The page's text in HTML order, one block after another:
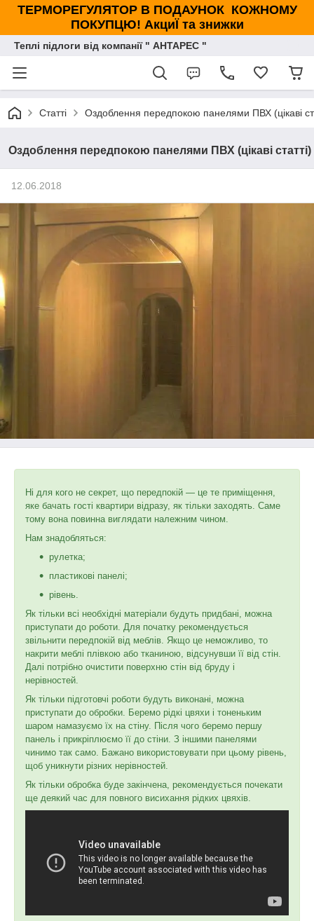
ТЕРМОРЕГУЛЯТОР В ПОДАУНОК КОЖНОМУ
ПОКУПЦЮ! АкциЇ та знижки
Теплі підлоги від компанії " АНТАРЕС "
Статті Оздоблення передпокою панелями ПВХ (цікаві
Оздоблення передпокою панелями ПВХ (цікаві статті)
12.06.2018
Ні для кого не секрет, що передпокій — це те приміщення,
яке бачать гості квартири відразу, як тільки заходять. Саме
тому вона повинна виглядати належним чином.
Нам знадобляться:
рулетка;
пластикові панелі;
рівень.
Як тільки всі необхідні матеріали будуть придбані, можна
приступати до роботи. Для початку рекомендується
звільнити передпокій від меблів. Якщо це неможливо, то
накрити меблі плівкою або тканиною, відсунувши її від стін.
Далі потрібно очистити поверхню стін від бруду і
нерівностей.
Як тільки підготовчі роботи будуть виконані, можна
приступати до обробки. Беремо рідкі цвяхи і тоненьким
шаром намазуємо їх на стіну. Після чого беремо першу
панель і прикріплюємо її до стіни. З іншими панелями
чинимо так само. Бажано використовувати при цьому рівень,
щоб уникнути різних нерівностей.
Як тільки обробка буде закінчена, рекомендується почекати
ще деякий час для повного висихання рідких цвяхів.